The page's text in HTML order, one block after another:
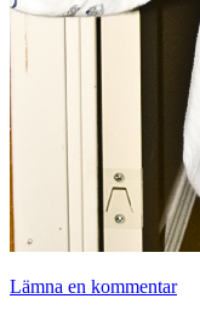
Lämna en kommentar